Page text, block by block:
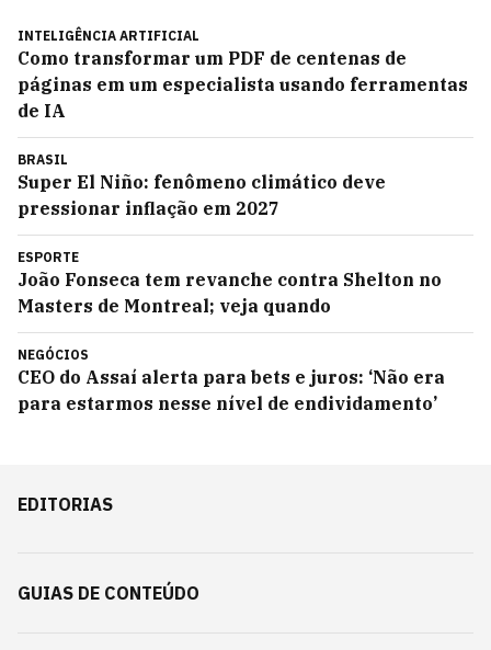
INTELIGÊNCIA ARTIFICIAL
Como transformar um PDF de centenas de
páginas em um especialista usando ferramentas
de IA
BRASIL
Super El Niño: fenômeno climático deve
pressionar inflação em 2027
ESPORTE
João Fonseca tem revanche contra Shelton no
Masters de Montreal; veja quando
NEGÓCIOS
CEO do Assaí alerta para bets e juros: ‘Não era
para estarmos nesse nível de endividamento’
EDITORIAS
GUIAS DE CONTEÚDO